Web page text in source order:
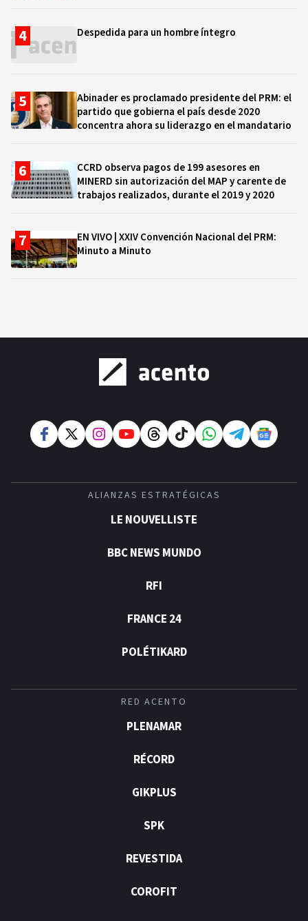
Despedida para un hombre íntegro
Abinader es proclamado presidente del PRM: el
partido que gobierna el país desde 2020
concentra ahora su liderazgo en el mandatario
CCRD observa pagos de 199 asesores en
MINERD sin autorización del MAP y carente de
trabajos realizados, durante el 2019 y 2020
EN VIVO | XXIV Convención Nacional del PRM:
Minuto a Minuto
ALIANZAS ESTRATÉGICAS
LE NOUVELLISTE
BBC NEWS MUNDO
RFI
FRANCE 24
POLÉTIKARD
RED ACENTO
PLENAMAR
RÉCORD
GIKPLUS
SPK
REVESTIDA
COROFIT